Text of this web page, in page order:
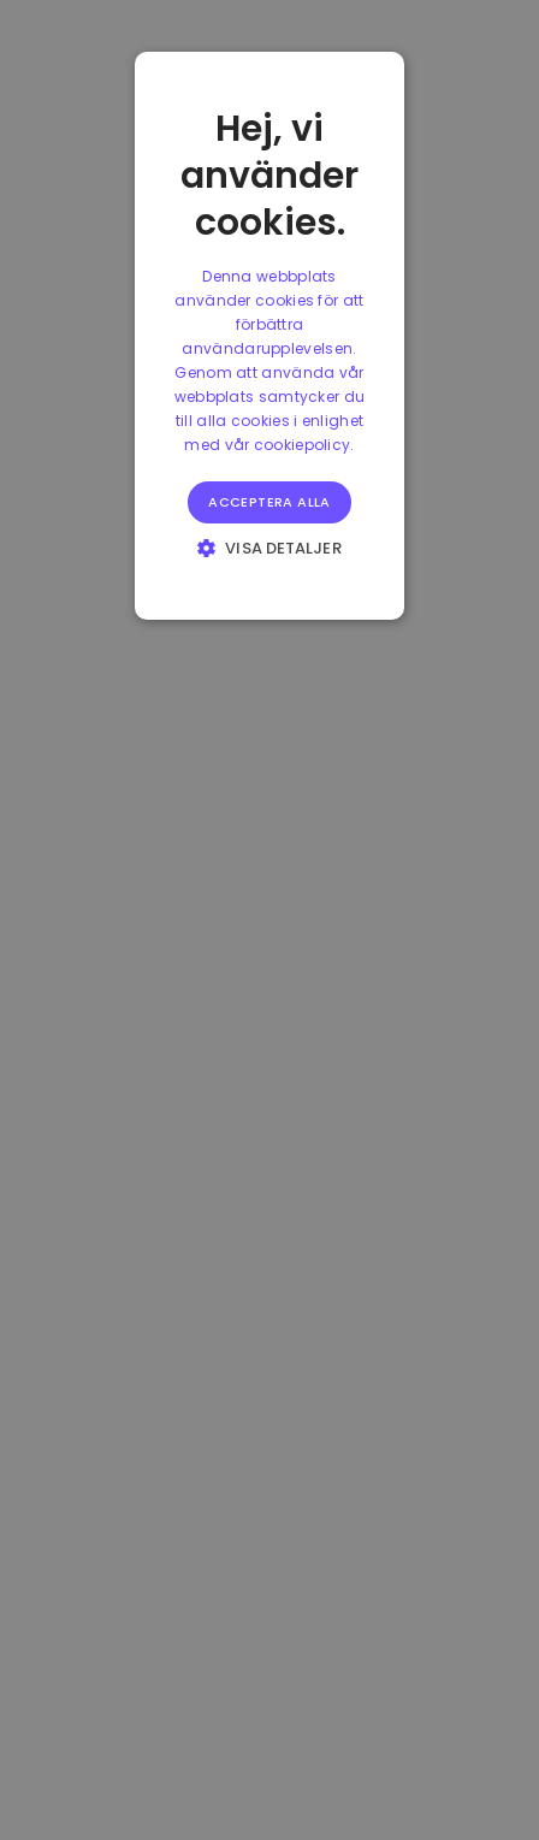
Hej, vi
använder
cookies.
Denna webbplats
använder cookies för att
förbättra
användarupplevelsen.
Genom att använda vår
webbplats samtycker du
till alla cookies i enlighet
med vår cookiepolicy.
ACCEPTERA ALLA
VISA DETALJER